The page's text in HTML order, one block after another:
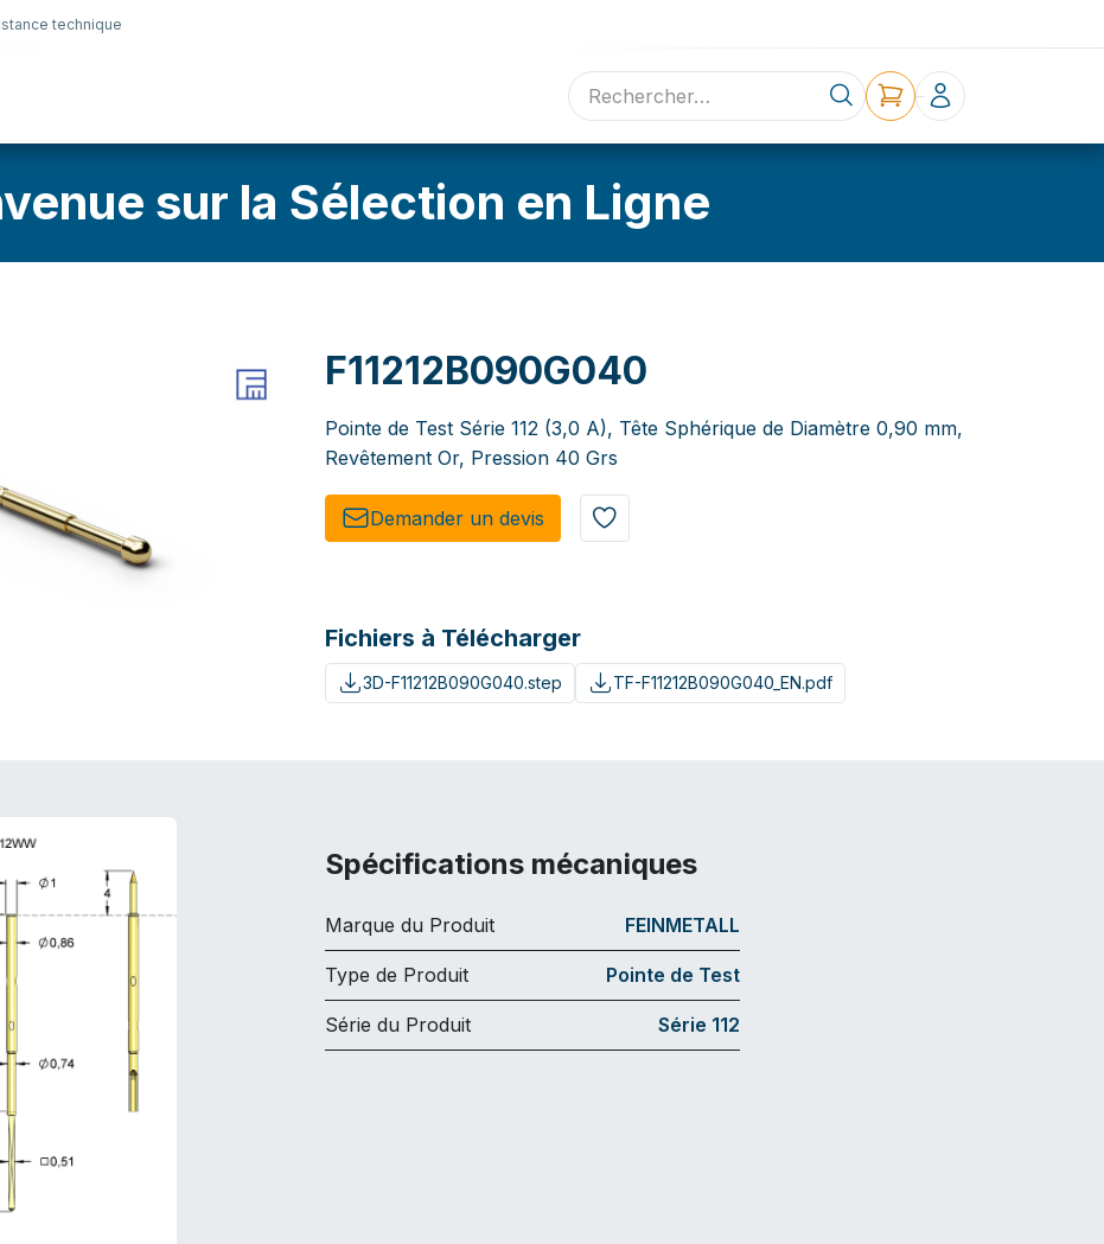
technique
Sélection en ligne Contact
sur la Sélection en Ligne
F11212B090G040
Pointe de Test Série 112 (3,0 A), Tête Sphérique de Diamètre 0,90 mm,
Revêtement Or, Pression 40 Grs
Demander un de​​vis​​
Fichiers à Télécharger
3D-F11212B090G040.step TF-F11212B090G040_EN.pdf
Spécifications mécaniques
Marque du Produit FEINMETALL
Type de Produit Pointe de Test
Série du Produit Série 112